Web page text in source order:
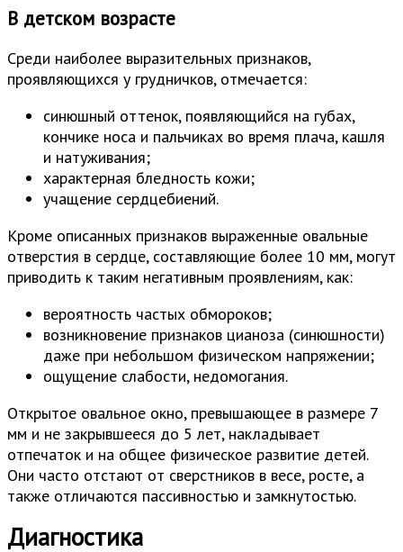
В детском возрасте
Среди наиболее выразительных признаков,
проявляющихся у грудничков, отмечается:
синюшный оттенок, появляющийся на губах,
кончике носа и пальчиках во время плача, кашля
и натуживания;
характерная бледность кожи;
учащение сердцебиений.
Кроме описанных признаков выраженные овальные
отверстия в сердце, составляющие более 10 мм, могут
приводить к таким негативным проявлениям, как:
вероятность частых обмороков;
возникновение признаков цианоза (синюшности)
даже при небольшом физическом напряжении;
ощущение слабости, недомогания.
Открытое овальное окно, превышающее в размере 7
мм и не закрывшееся до 5 лет, накладывает
отпечаток и на общее физическое развитие детей.
Они часто отстают от сверстников в весе, росте, а
также отличаются пассивностью и замкнутостью.
Диагностика